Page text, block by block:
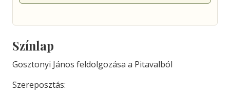
Színlap
Gosztonyi János feldolgozása a Pitavalból
Szereposztás: